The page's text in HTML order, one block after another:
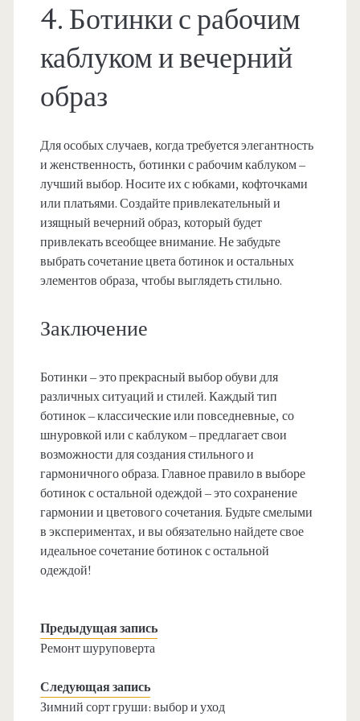
4. Ботинки с рабочим
каблуком и вечерний
образ
Для особых случаев, когда требуется элегантность
и женственность, ботинки с рабочим каблуком –
лучший выбор. Носите их с юбками, кофточками
или платьями. Создайте привлекательный и
изящный вечерний образ, который будет
привлекать всеобщее внимание. Не забудьте
выбрать сочетание цвета ботинок и остальных
элементов образа, чтобы выглядеть стильно.
Заключение
Ботинки – это прекрасный выбор обуви для
различных ситуаций и стилей. Каждый тип
ботинок – классические или повседневные, со
шнуровкой или с каблуком – предлагает свои
возможности для создания стильного и
гармоничного образа. Главное правило в выборе
ботинок с остальной одеждой – это сохранение
гармонии и цветового сочетания. Будьте смелыми
в экспериментах, и вы обязательно найдете свое
идеальное сочетание ботинок с остальной
одеждой!
Предыдущая запись
Ремонт шуруповерта
Следующая запись
Зимний сорт груши: выбор и уход